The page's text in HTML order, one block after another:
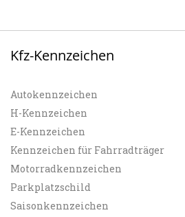
Kfz-Kennzeichen
Autokennzeichen
H-Kennzeichen
E-Kennzeichen
Kennzeichen für Fahrradträger
Motorradkennzeichen
Parkplatzschild
Saisonkennzeichen